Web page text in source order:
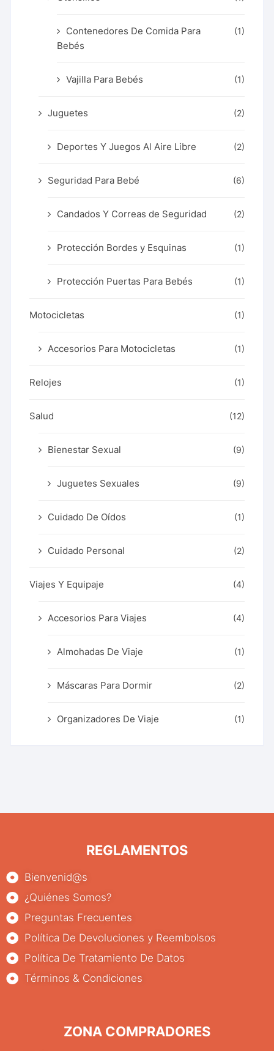
Contenedores De Comida Para
Bebés
(1)
Vajilla Para Bebés (1)
Juguetes (2)
Deportes Y Juegos Al Aire Libre (2)
Seguridad Para Bebé (6)
Candados Y Correas de Seguridad (2)
Protección Bordes y Esquinas (1)
Protección Puertas Para Bebés (1)
Motocicletas (1)
Accesorios Para Motocicletas (1)
Relojes (1)
Salud (12)
Bienestar Sexual (9)
Juguetes Sexuales (9)
Cuidado De Oídos (1)
Cuidado Personal (2)
Viajes Y Equipaje (4)
Accesorios Para Viajes (4)
Almohadas De Viaje (1)
Máscaras Para Dormir (2)
Organizadores De Viaje (1)
REGLAMENTOS
Bienvenid@s
¿Quiénes Somos?
Preguntas Frecuentes
Política De Devoluciones y Reembolsos
Política De Tratamiento De Datos
Términos & Condiciones
ZONA COMPRADORES